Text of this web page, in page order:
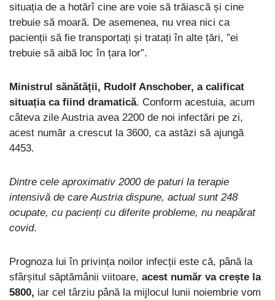
situația de a hotărî cine are voie să trăiască și cine
trebuie să moară. De asemenea, nu vrea nici ca
pacienții să fie transportați și tratați în alte țări, ”ei
trebuie să aibă loc în țara lor”.
Ministrul sănătății, Rudolf Anschober, a calificat
situația ca fiind dramatică. Conform acestuia, acum
câteva zile Austria avea 2200 de noi infectări pe zi,
acest număr a crescut la 3600, ca astăzi să ajungă
4453.
Dintre cele aproximativ 2000 de paturi la terapie
intensivă de care Austria dispune, actual sunt 248
ocupate, cu pacienți cu diferite probleme, nu neapărat
covid.
Prognoza lui în privința noilor infecții este că, până la
sfârșitul săptămânii viitoare, acest număr va crește la
5800, iar cel târziu până la mijlocul lunii noiembrie vom